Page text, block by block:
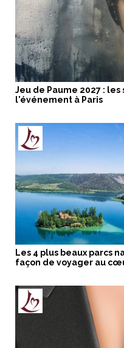
Jeu de Paume 2027 :
l'événement à Paris
Les 4 plus beaux parcs
façon de voyager au